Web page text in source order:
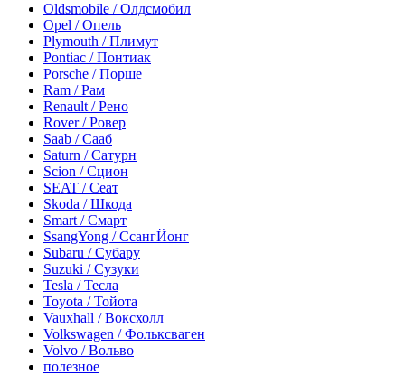
Oldsmobile / Олдсмобил
Opel / Опель
Plymouth / Плимут
Pontiac / Понтиак
Porsche / Порше
Ram / Рам
Renault / Рено
Rover / Ровер
Saab / Сааб
Saturn / Сатурн
Scion / Сцион
SEAT / Сеат
Skoda / Шкода
Smart / Смарт
SsangYong / СсангЙонг
Subaru / Субару
Suzuki / Сузуки
Tesla / Тесла
Toyota / Тойота
Vauxhall / Воксхолл
Volkswagen / Фольксваген
Volvo / Вольво
полезное